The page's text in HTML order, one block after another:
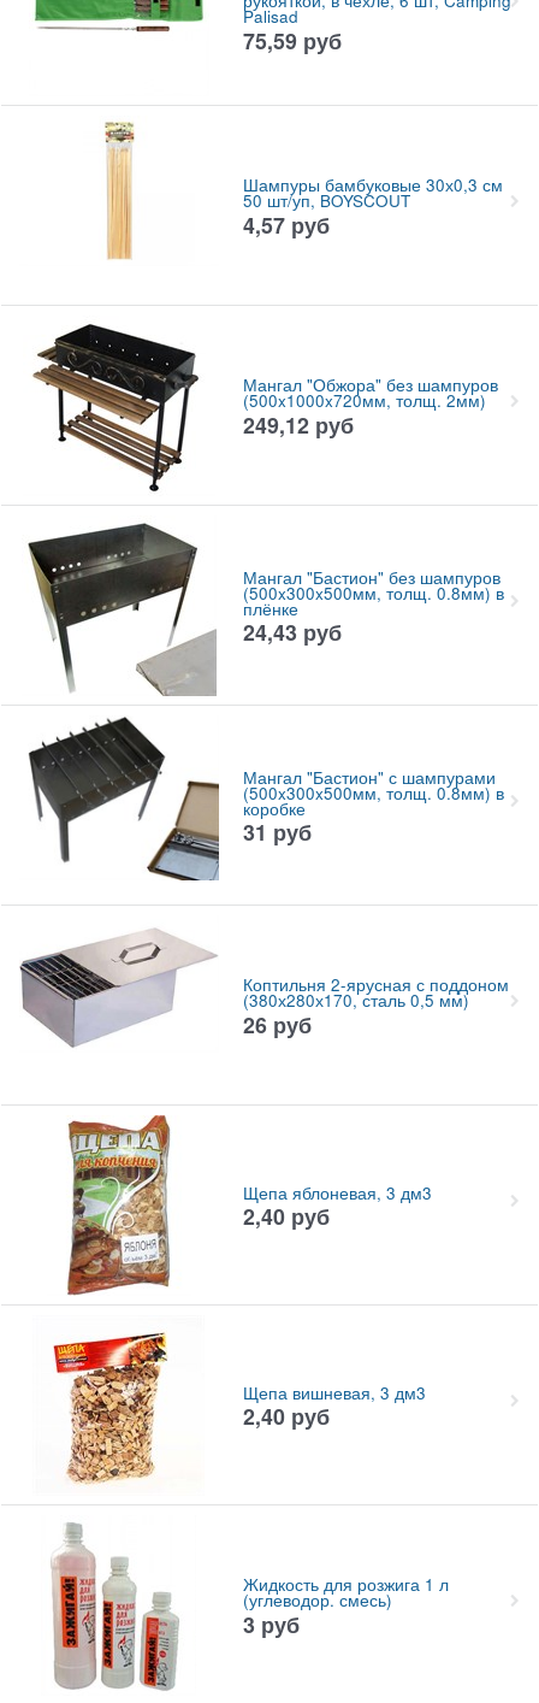
Palisad
75,59 руб
Шампуры бамбуковые 30х0,3 см
50 шт/уп, BOYSCOUT
4,57 руб
Мангал "Обжора" без шампуров
(500x1000x720мм, толщ. 2мм)
249,12 руб
Мангал "Бастион" без шампуров
(500x300x500мм, толщ. 0.8мм) в
плёнке
24,43 руб
Мангал "Бастион" с шампурами
(500x300x500мм, толщ. 0.8мм) в
коробке
31 руб
Коптильня 2-ярусная с поддоном
(380х280х170, сталь 0,5 мм)
26 руб
Щепа яблоневая, 3 дм3
2,40 руб
Щепа вишневая, 3 дм3
2,40 руб
Жидкость для розжига 1 л
(углеводор. смесь)
3 руб